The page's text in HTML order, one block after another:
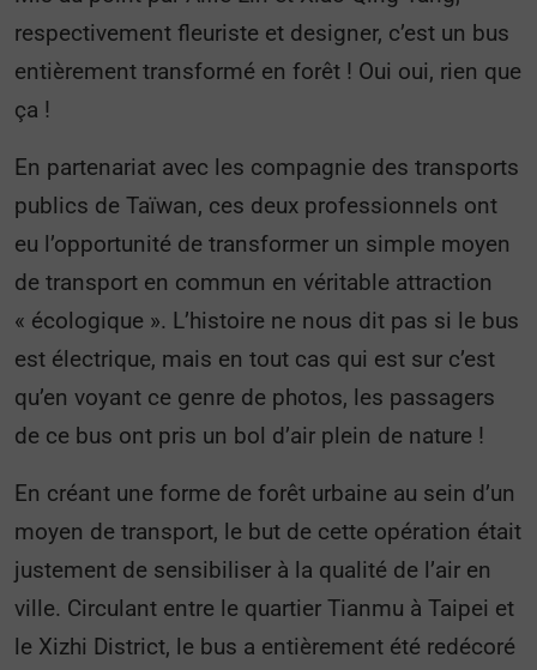
respectivement fleuriste et designer, c’est un bus
entièrement transformé en forêt ! Oui oui, rien que
ça !
En partenariat avec les compagnie des transports
publics de Taïwan, ces deux professionnels ont
eu l’opportunité de transformer un simple moyen
de transport en commun en véritable attraction
« écologique ». L’histoire ne nous dit pas si le bus
est électrique, mais en tout cas qui est sur c’est
qu’en voyant ce genre de photos, les passagers
de ce bus ont pris un bol d’air plein de nature !
En créant une forme de forêt urbaine au sein d’un
moyen de transport, le but de cette opération était
justement de sensibiliser à la qualité de l’air en
ville. Circulant entre le quartier Tianmu à Taipei et
le Xizhi District, le bus a entièrement été redécoré